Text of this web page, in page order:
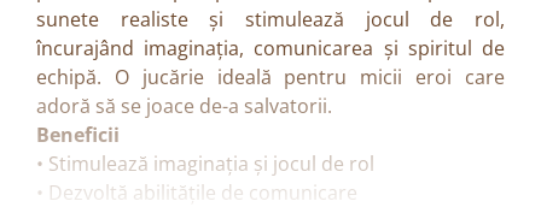
sunete realiste și stimulează jocul de rol,
încurajând imaginația, comunicarea și spiritul de
echipă. O jucărie ideală pentru micii eroi care
adoră să se joace de-a salvatorii.
Beneficii
• Stimulează imaginația și jocul de rol
• Dezvoltă abilitățile de comunicare